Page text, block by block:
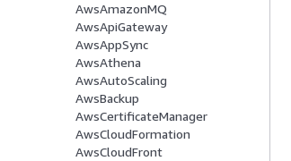
AwsAmazonMQ
AwsApiGateway
AwsAppSync
AwsAthena
AwsAutoScaling
AwsBackup
AwsCertificateManager
AwsCloudFormation
AwsCloudFront